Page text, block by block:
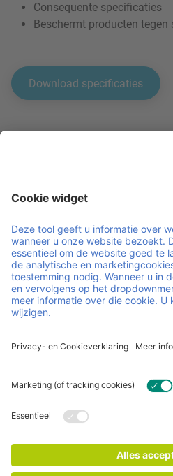
Consequente specificaties
Beschermt producten tegen
Download specificaties
IPP is jouw partner in slimme,
circulair poolsysteem beheren
Europa. We combineren
zodat jouw operatie wendbaar
focust op je business, wij
FAQ
Impressum Privacy-